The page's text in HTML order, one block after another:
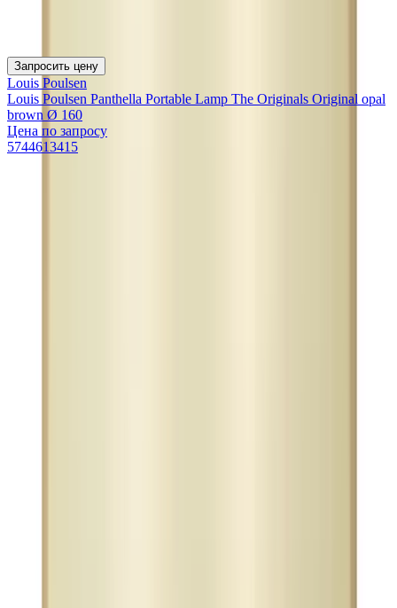
Запросить цену
Louis Poulsen
Louis Poulsen Panthella Portable Lamp The Originals Original opal
brown Ø 160
Цена по запросу
5744613415